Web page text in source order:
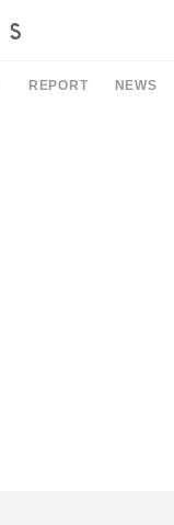
REPORT NEWS